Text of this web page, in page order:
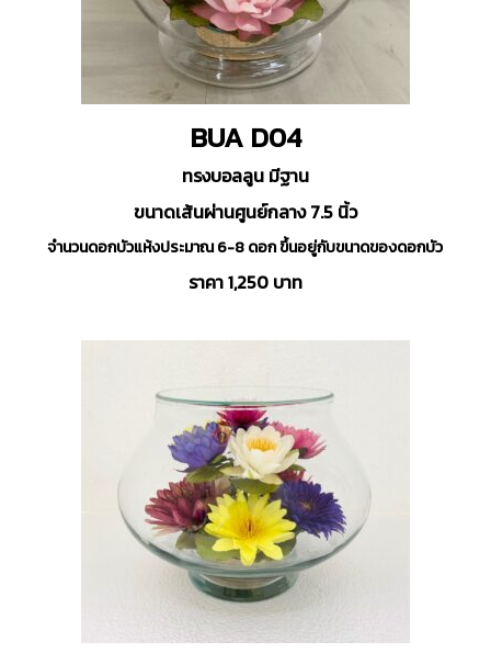
BUA D04
ทรงบอลลูน มีฐาน
ขนาดเส้นผ่านศูนย์กลาง 7.5 นิ้ว
จำนวนดอกบัวแห้งประมาณ 6-8 ดอก ขึ้นอยู่กับขนาดของดอกบัว
ราคา 1,250 บาท